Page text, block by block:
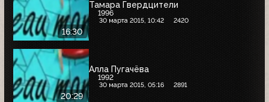
16:30
Тамара Гвердцители
1996
30 марта 2015, 10:42 2420
20:29
Алла Пугачёва
1992
30 марта 2015, 05:16 2891